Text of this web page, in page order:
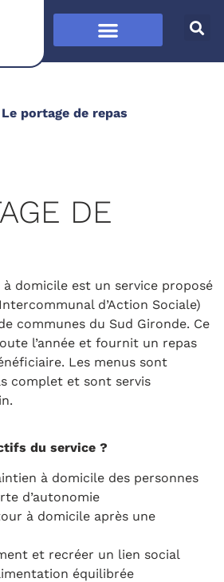
Le portage de repas
DE
domicile est un service proposé
d’Action Sociale)
communes du Sud Gironde. Ce
l’année et fournit un repas
Les menus sont
complet et sont servis
du service ?
à domicile des personnes
d’autonomie
à domicile après une
et recréer un lien social
équilibrée